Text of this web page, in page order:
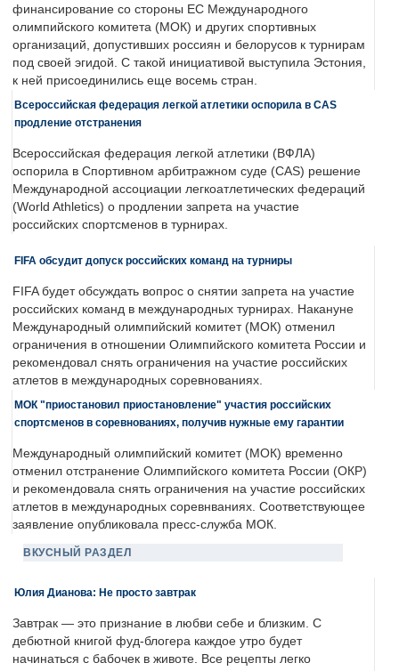
финансирование со стороны ЕС Международного
олимпийского комитета (МОК) и других спортивных
организаций, допустивших россиян и белорусов к турнирам
под своей эгидой. С такой инициативой выступила Эстония,
к ней присоединились еще восемь стран.
Всероссийская федерация легкой атлетики оспорила в CAS
продление отстранения
Всероссийская федерация легкой атлетики (ВФЛА)
оспорила в Спортивном арбитражном суде (CAS) решение
Международной ассоциации легкоатлетических федераций
(World Athletics) о продлении запрета на участие
российских спортсменов в турнирах.
FIFA обсудит допуск российских команд на турниры
FIFA будет обсуждать вопрос о снятии запрета на участие
российских команд в международных турнирах. Накануне
Международный олимпийский комитет (МОК) отменил
ограничения в отношении Олимпийского комитета России и
рекомендовал снять ограничения на участие российских
атлетов в международных соревнованиях.
МОК "приостановил приостановление" участия российских
спортсменов в соревнованиях, получив нужные ему гарантии
Международный олимпийский комитет (МОК) временно
отменил отстранение Олимпийского комитета России (ОКР)
и рекомендовала снять ограничения на участие российских
атлетов в международных соревнваниях. Соответствующее
заявление опубликовала пресс-служба МОК.
ВКУСНЫЙ РАЗДЕЛ
Юлия Дианова: Не просто завтрак
Завтрак — это признание в любви себе и близким. С
дебютной книгой фуд-блогера каждое утро будет
начинаться с бабочек в животе. Все рецепты легко